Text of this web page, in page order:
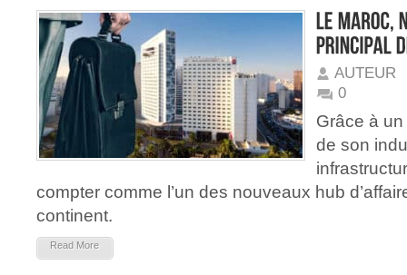
AUTEUR
0
Grâce à
de son
compter comme l’un des nouveaux hub
continent.
Read More